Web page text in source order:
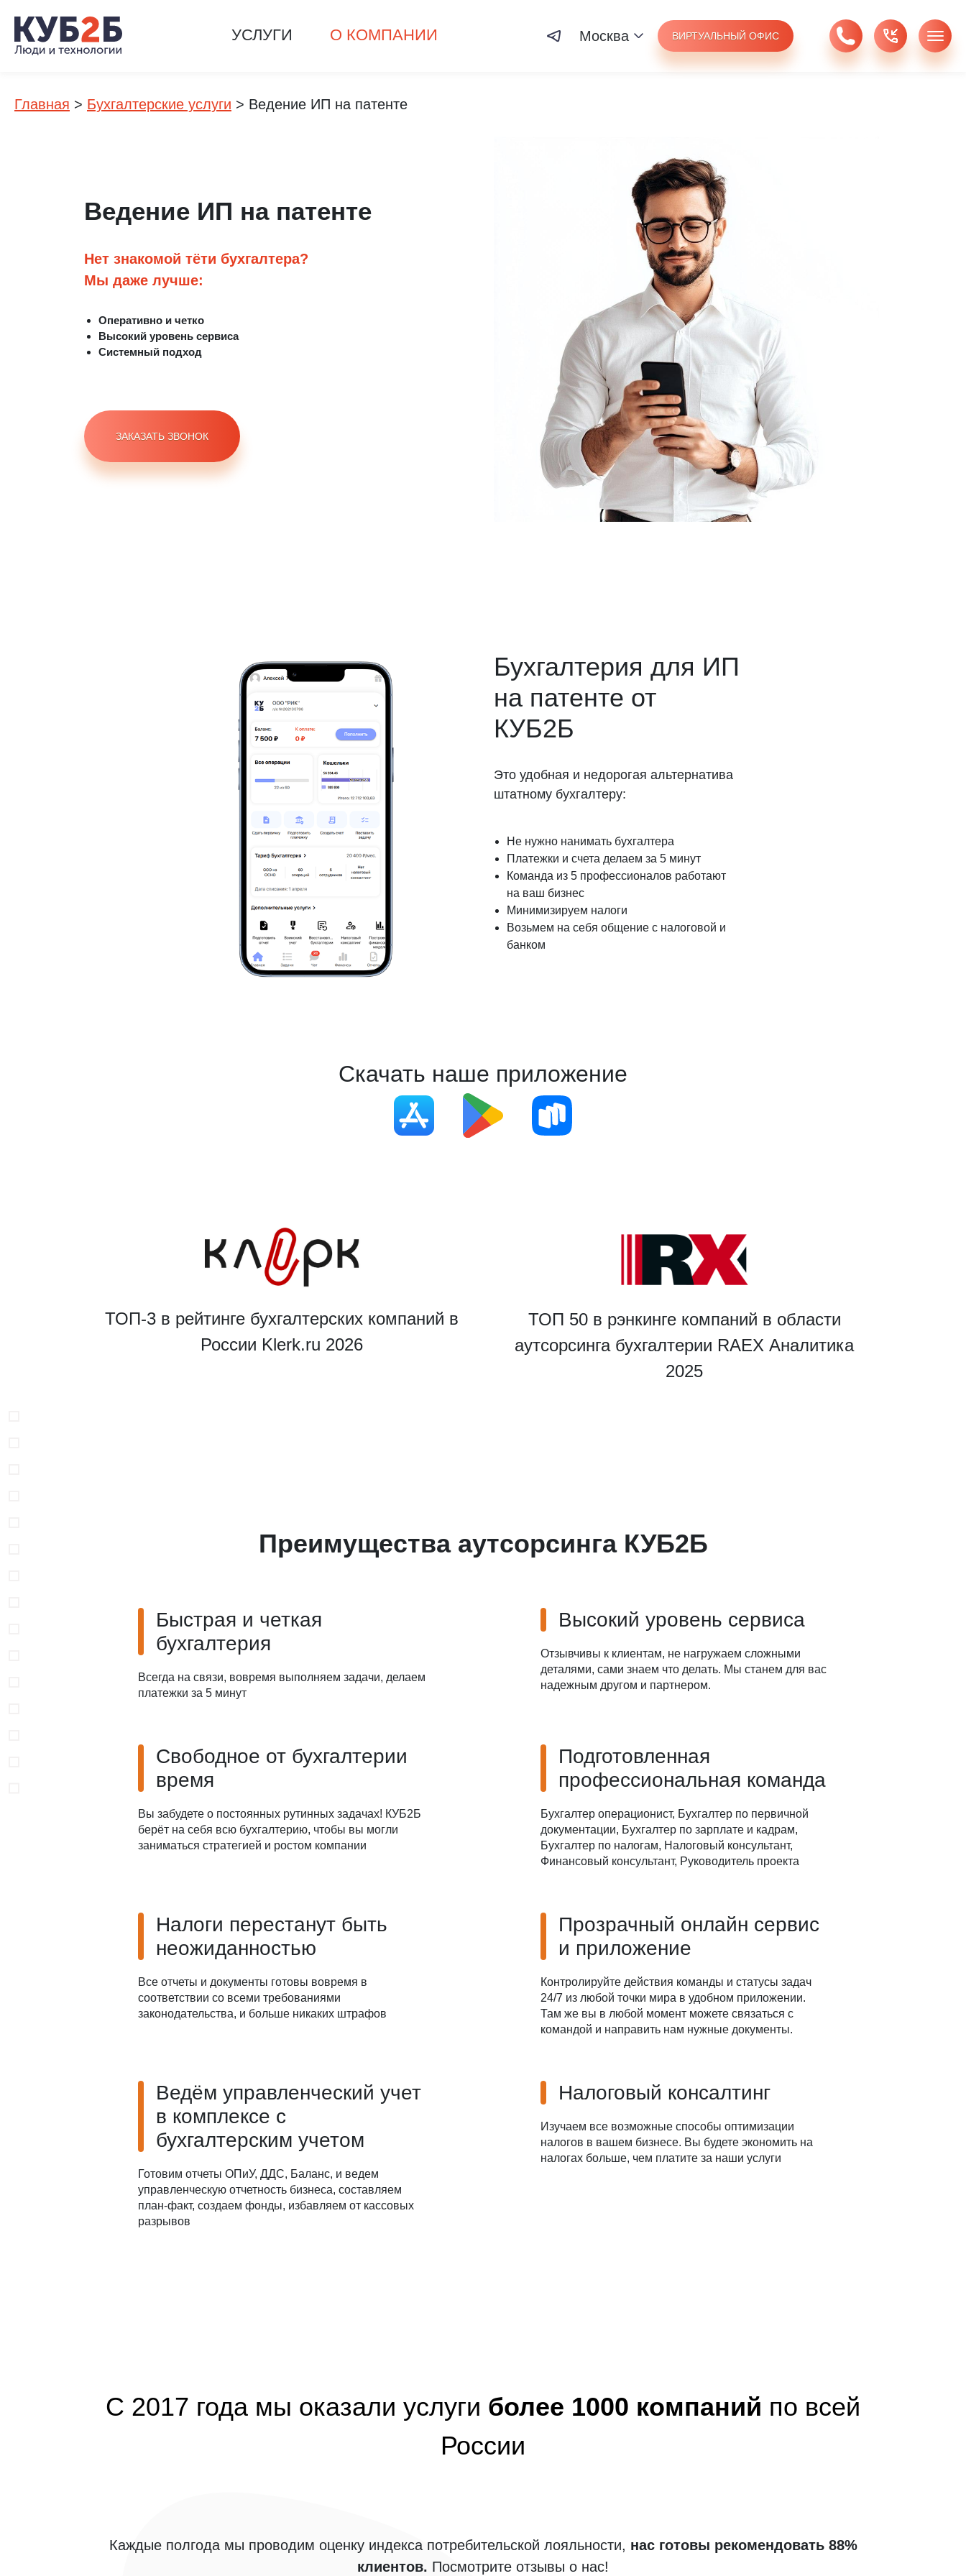
УСЛУГИ О КОМПАНИИ Москва ВИРТУАЛЬНЫЙ ОФИС
Главная > Бухгалтерские услуги > Ведение ИП на патенте
Ведение ИП на патенте
Нет знакомой тёти бухгалтера?
Мы даже лучше:
Оперативно и четко
Высокий уровень сервиса
Системный подход
ЗАКАЗАТЬ ЗВОНОК
Бухгалтерия для ИП
на патенте от
КУБ2Б
Это удобная и недорогая альтернатива
штатному бухгалтеру:
Не нужно нанимать бухгалтера
Платежки и счета делаем за 5 минут
Команда из 5 профессионалов работают
на ваш бизнес
Минимизируем налоги
Возьмем на себя общение с налоговой и
банком
Скачать наше приложение
ТОП-3 в рейтинге бухгалтерских компаний в
России Klerk.ru 2026
ТОП 50 в рэнкинге компаний в области
аутсорсинга бухгалтерии RAEX Аналитика
2025
Преимущества аутсорсинга КУБ2Б
Быстрая и четкая
бухгалтерия
Всегда на связи, вовремя выполняем задачи, делаем
платежки за 5 минут
Высокий уровень сервиса
Отзывчивы к клиентам, не нагружаем сложными
деталями, сами знаем что делать. Мы станем для вас
надежным другом и партнером.
Свободное от бухгалтерии
время
Вы забудете о постоянных рутинных задачах! КУБ2Б
берёт на себя всю бухгалтерию, чтобы вы могли
заниматься стратегией и ростом компании
Подготовленная
профессиональная команда
Бухгалтер операционист, Бухгалтер по первичной
документации, Бухгалтер по зарплате и кадрам,
Бухгалтер по налогам, Налоговый консультант,
Финансовый консультант, Руководитель проекта
Налоги перестанут быть
неожиданностью
Все отчеты и документы готовы вовремя в
соответствии со всеми требованиями
законодательства, и больше никаких штрафов
Прозрачный онлайн сервис
и приложение
Контролируйте действия команды и статусы задач
24/7 из любой точки мира в удобном приложении.
Там же вы в любой момент можете связаться с
командой и направить нам нужные документы.
Ведём управленческий учет
в комплексе с
бухгалтерским учетом
Готовим отчеты ОПиУ, ДДС, Баланс, и ведем
управленческую отчетность бизнеса, составляем
план-факт, создаем фонды, избавляем от кассовых
разрывов
Налоговый консалтинг
Изучаем все возможные способы оптимизации
налогов в вашем бизнесе. Вы будете экономить на
налогах больше, чем платите за наши услуги
С 2017 года мы оказали услуги более 1000 компаний по всей
России
Каждые полгода мы проводим оценку индекса потребительской лояльности, нас готовы рекомендовать 88%
клиентов. Посмотрите отзывы о нас!
Согласие на обработку персональных данных